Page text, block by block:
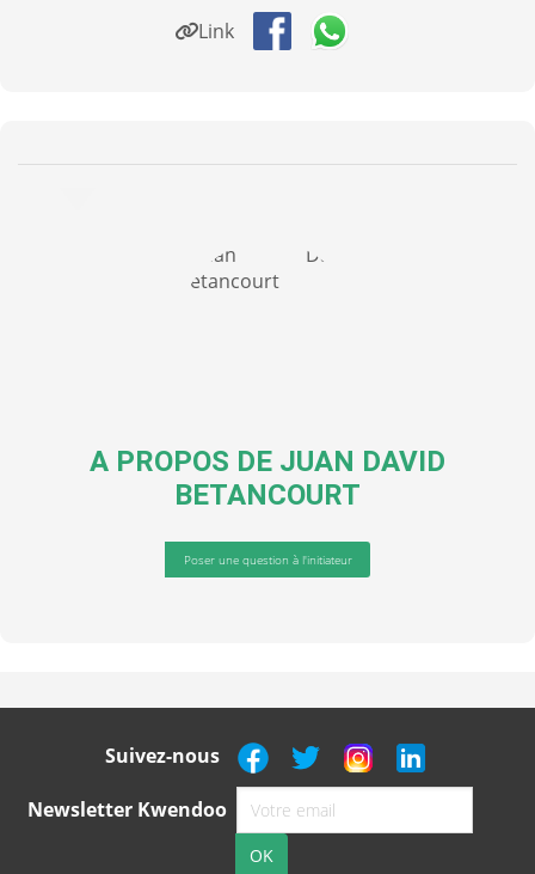
Link
A PROPOS DE JUAN DAVID
BETANCOURT
Poser une question à l'initiateur
Suivez-nous
Newsletter Kwendoo